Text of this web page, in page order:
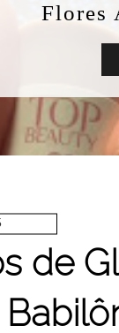
Flores
de